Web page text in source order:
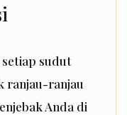
sudut
ranjau-ranjau
Anda di